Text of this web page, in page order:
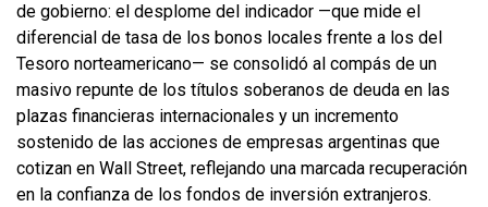
de gobierno: el desplome del indicador —que mide el
diferencial de tasa de los bonos locales frente a los del
Tesoro norteamericano— se consolidó al compás de un
masivo repunte de los títulos soberanos de deuda en las
plazas financieras internacionales y un incremento
sostenido de las acciones de empresas argentinas que
cotizan en Wall Street, reflejando una marcada recuperación
en la confianza de los fondos de inversión extranjeros.